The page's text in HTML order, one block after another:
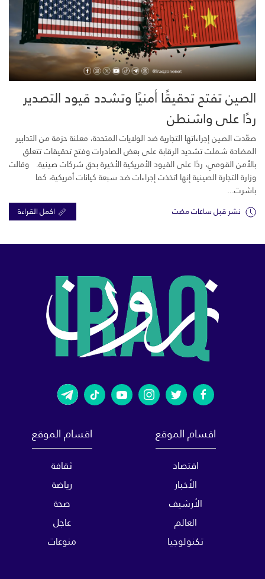
الصين تفتح تحقيقًا أمنيًا وتشدد قيود التصدير
ردًا على واشنطن
صعّدت الصين إجراءاتها التجارية ضد الولايات المتحدة، معلنة حزمة من التدابير
المضادة شملت تشديد الرقابة على بعض الصادرات وفتح تحقيقات تتعلق
بالأمن القومي، ردًا على القيود الأمريكية الأخيرة بحق شركات صينية. وقالت
وزارة التجارة الصينية إنها اتخذت إجراءات ضد سبعة كيانات أمريكية، كما
باشرت...
نشر قبل ساعات مضت اكمل القراءة
اقسام الموقع
اقتصاد
الأخبار
الأرشيف
العالم
تكنولوجيا
اقسام الموقع
ثقافة
رياضة
صحة
عاجل
منوعات